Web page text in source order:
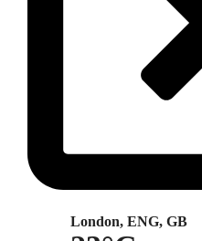
London, ENG, GB